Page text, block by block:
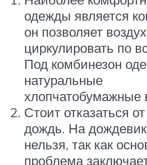
одежды является
он позволяет
циркулировать по
Под комбинезон
натуральные
хлопчатобумажные
Стоит отказаться
дождь. На
нельзя, так как
проблема